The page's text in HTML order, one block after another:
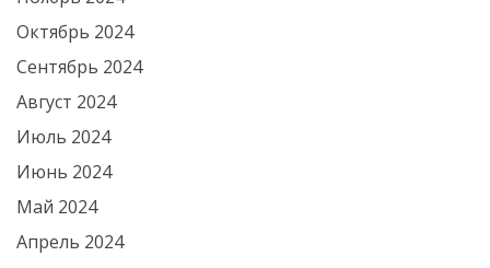
Октябрь 2024
Сентябрь 2024
Август 2024
Июль 2024
Июнь 2024
Май 2024
Апрель 2024